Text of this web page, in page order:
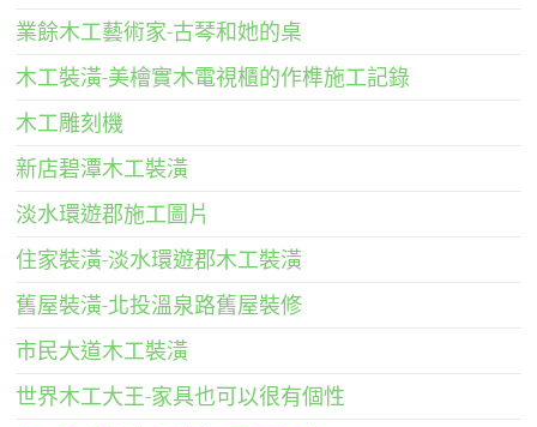
業餘木工藝術家-古琴和她的桌
木工裝潢-美檜實木電視櫃的作榫施工記錄
木工雕刻機
新店碧潭木工裝潢
淡水環遊郡施工圖片
住家裝潢-淡水環遊郡木工裝潢
舊屋裝潢-北投溫泉路舊屋裝修
市民大道木工裝潢
世界木工大王-家具也可以很有個性